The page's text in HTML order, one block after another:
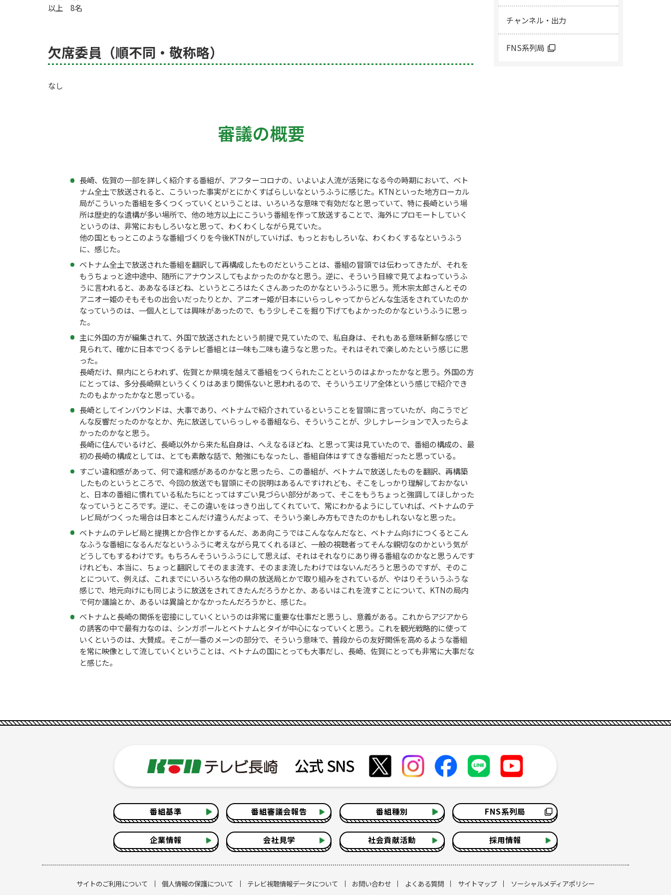
以上 8名
欠席委員（順不同・敬称略）
なし
審議の概要
長崎、佐賀の一部を詳しく紹介する番組が、アフターコロナの、いよいよ人流が活発になる今の時期において、ベト
ナム全土で放送されると、こういった事実がとにかくすばらしいなというふうに感じた。KTNといった地方ローカル
局がこういった番組を多くつくっていくということは、いろいろな意味で有効だなと思っていて、特に長崎という場
所は歴史的な遺構が多い場所で、他の地方以上にこういう番組を作って放送することで、海外にプロモートしていく
というのは、非常におもしろいなと思って、わくわくしながら見ていた。
他の国ともっとこのような番組づくりを今後KTNがしていけば、もっとおもしろいな、わくわくするなというふう
に、感じた。
ベトナム全土で放送された番組を翻訳して再構成したものだということは、番組の冒頭では伝わってきたが、それを
もうちょっと途中途中、随所にアナウンスしてもよかったのかなと思う。逆に、そういう目線で見てよねっていうふ
うに言われると、ああなるほどね、というところはたくさんあったのかなというふうに思う。荒木宗太郎さんとその
アニオー姫のそもそもの出会いだったりとか、アニオー姫が日本にいらっしゃってからどんな生活をされていたのか
なっていうのは、一個人としては興味があったので、もう少しそこを掘り下げてもよかったのかなというふうに思っ
た。
主に外国の方が編集されて、外国で放送されたという前提で見ていたので、私自身は、それもある意味新鮮な感じで
見られて、確かに日本でつくるテレビ番組とは一味も二味も違うなと思った。それはそれで楽しめたという感じに思
った。
長崎だけ、県内にとらわれず、佐賀とか県境を越えて番組をつくられたことというのはよかったかなと思う。外国の方
にとっては、多分長崎県というくくりはあまり関係ないと思われるので、そういうエリア全体という感じで紹介でき
たのもよかったかなと思っている。
長崎としてインバウンドは、大事であり、ベトナムで紹介されているということを冒頭に言っていたが、向こうでど
んな反響だったのかなとか、先に放送していらっしゃる番組なら、そういうことが、少しナレーションで入ったらよ
かったのかなと思う。
長崎に住んでいるけど、長崎以外から来た私自身は、へえなるほどね、と思って実は見ていたので、番組の構成の、最
初の長崎の構成としては、とても素敵な話で、勉強にもなったし、番組自体はすてきな番組だったと思っている。
すごい違和感があって、何で違和感があるのかなと思ったら、この番組が、ベトナムで放送したものを翻訳、再構築
したものというところで、今回の放送でも冒頭にその説明はあるんですけれども、そこをしっかり理解しておかない
と、日本の番組に慣れている私たちにとってはすごい見づらい部分があって、そこをもうちょっと強調してほしかった
なっていうところです。逆に、そこの違いをはっきり出してくれていて、常にわかるようにしていれば、ベトナムのテ
レビ局がつくった場合は日本とこんだけ違うんだよって、そういう楽しみ方もできたのかもしれないなと思った。
ベトナムのテレビ局と提携とか合作とかするんだ、ああ向こうではこんななんだなと、ベトナム向けにつくるとこん
なふうな番組になるんだなというふうに考えながら見てくれるほど、一般の視聴者ってそんな親切なのかという気が
どうしてもするわけです。もちろんそういうふうにして思えば、それはそれなりにあり得る番組なのかなと思うんです
けれども、本当に、ちょっと翻訳してそのまま流す、そのまま流したわけではないんだろうと思うのですが、そのこ
とについて、例えば、これまでにいろいろな他の県の放送局とかで取り組みをされているが、やはりそういうふうな
感じで、地元向けにも同じように放送をされてきたんだろうかとか、あるいはこれを流すことについて、KTNの局内
で何か議論とか、あるいは異論とかなかったんだろうかと、感じた。
ベトナムと長崎の関係を密接にしていくというのは非常に重要な仕事だと思うし、意義がある。これからアジアから
の誘客の中で最有力なのは、シンガポールとベトナムとタイが中心になっていくと思う。これを観光戦略的に使って
いくというのは、大賛成。そこが一番のメーンの部分で、そういう意味で、普段からの友好関係を高めるような番組
を常に映像として流していくということは、ベトナムの国にとっても大事だし、長崎、佐賀にとっても非常に大事だな
と感じた。
チャンネル・出力
FNS系列局
番組基準 番組審議会報告 番組種別 FNS系列局
企業情報 会社見学 社会貢献活動 採用情報
サイトのご利用について 個人情報の保護について テレビ視聴情報データについて お問い合わせ よくある質問 サイトマップ ソーシャルメディアポリシー